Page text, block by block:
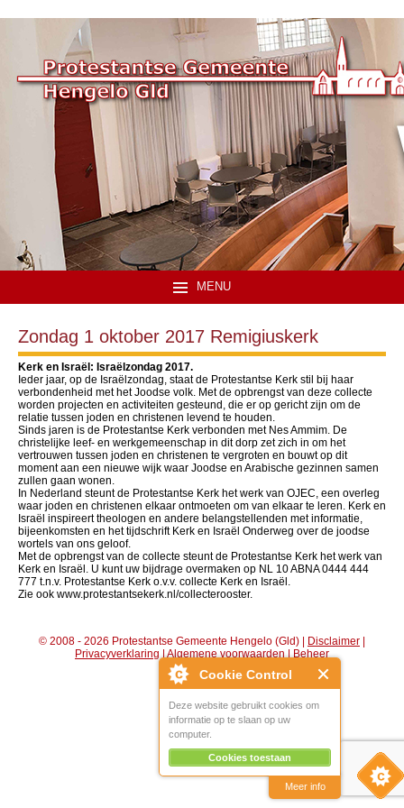
Cookie Control
Deze website gebruikt cookies om
informatie op te slaan op uw
computer.
Cookies toestaan
Meer info
MENU
Zondag 1 oktober 2017 Remigiuskerk
Kerk en Israël: Israëlzondag 2017.
Ieder jaar, op de Israëlzondag, staat de Protestantse Kerk stil bij haar
verbondenheid met het Joodse volk. Met de opbrengst van deze collecte
worden projecten en activiteiten gesteund, die er op gericht zijn om de
relatie tussen joden en christenen levend te houden.
Sinds jaren is de Protestantse Kerk verbonden met Nes Ammim. De
christelijke leef- en werkgemeenschap in dit dorp zet zich in om het
vertrouwen tussen joden en christenen te vergroten en bouwt op dit
moment aan een nieuwe wijk waar Joodse en Arabische gezinnen samen
zullen gaan wonen.
In Nederland steunt de Protestantse Kerk het werk van OJEC, een overleg
waar joden en christenen elkaar ontmoeten om van elkaar te leren. Kerk en
Israël inspireert theologen en andere belangstellenden met informatie,
bijeenkomsten en het tijdschrift Kerk en Israël Onderweg over de joodse
wortels van ons geloof.
Met de opbrengst van de collecte steunt de Protestantse Kerk het werk van
Kerk en Israël. U kunt uw bijdrage overmaken op NL 10 ABNA 0444 444
777 t.n.v. Protestantse Kerk o.v.v. collecte Kerk en Israël.
Zie ook www.protestantsekerk.nl/collecterooster.
© 2008 - 2026 Protestantse Gemeente Hengelo (Gld) | Disclaimer |
Privacyverklaring |Algemene voorwaarden | Beheer